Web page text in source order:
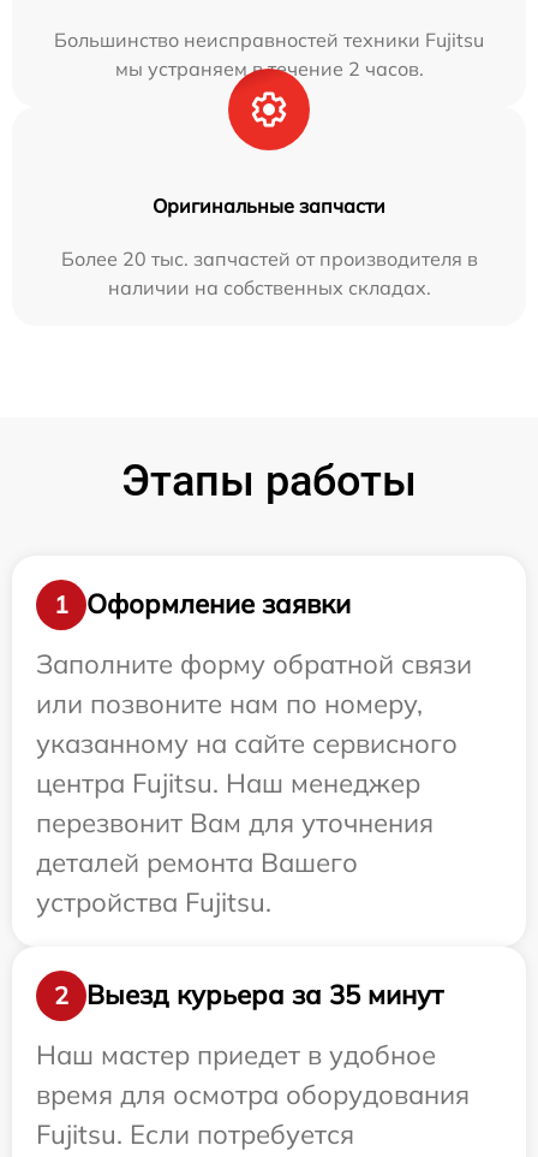
Большинство неисправностей техники Fujitsu
мы устраняем в течение 2 часов.
Оригинальные запчасти
Более 20 тыс. запчастей от производителя в
наличии на собственных складах.
Этапы работы
1
Оформление заявки
Заполните форму обратной связи
или позвоните нам по номеру,
указанному на сайте сервисного
центра Fujitsu. Наш менеджер
перезвонит Вам для уточнения
деталей ремонта Вашего
устройства Fujitsu.
2
Выезд курьера за 35 минут
Наш мастер приедет в удобное
время для осмотра оборудования
Fujitsu. Если потребуется